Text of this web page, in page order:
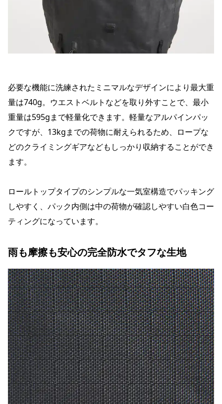
必要な機能に洗練されたミニマルなデザインにより最大重
量は740g。ウエストベルトなどを取り外すことで、最小
重量は595gまで軽量化できます。軽量なアルパインパッ
クですが、13kgまでの荷物に耐えられるため、ロープな
どのクライミングギアなどもしっかり収納することができ
ます。
ロールトップタイプのシンプルな一気室構造でパッキング
しやすく、パック内側は中の荷物が確認しやすい白色コー
ティングになっています。
雨も摩擦も安心の完全防水でタフな生地